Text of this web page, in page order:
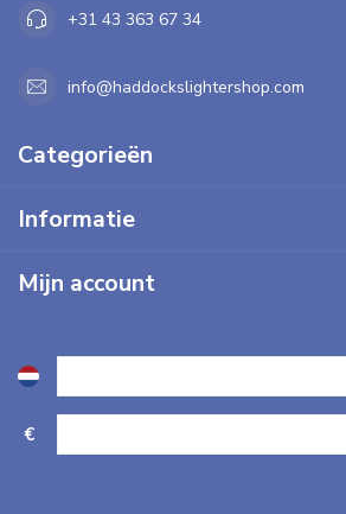
+31 43 363 67 34
info@haddockslightershop.com
Categorieën
Informatie
Mijn account
€